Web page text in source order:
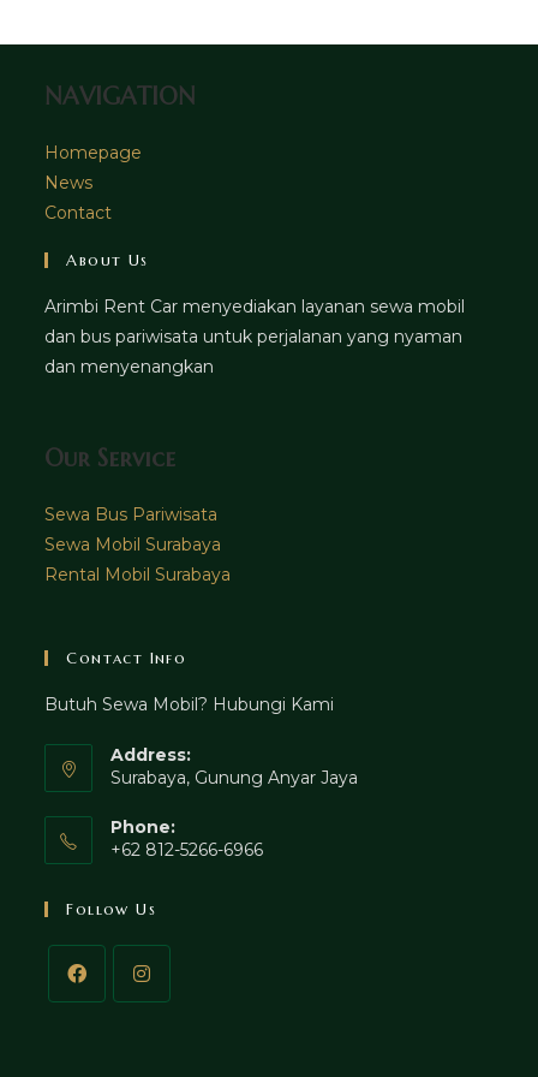
tab
NAVIGATION
Homepage
News
Contact
About Us
Arimbi Rent Car menyediakan layanan sewa mobil
dan bus pariwisata untuk perjalanan yang nyaman
dan menyenangkan
Our Service
Sewa Bus Pariwisata
Sewa Mobil Surabaya
Rental Mobil Surabaya
Contact Info
Butuh Sewa Mobil? Hubungi Kami
Address:
Surabaya, Gunung Anyar Jaya
Phone:
+62 812-5266-6966
Follow Us